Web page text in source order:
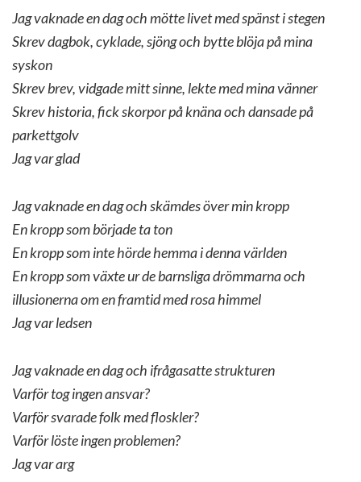
Jag vaknade en dag och mötte livet med spänst i stegen
Skrev dagbok, cyklade, sjöng och bytte blöja på mina
syskon
Skrev brev, vidgade mitt sinne, lekte med mina vänner
Skrev historia, fick skorpor på knäna och dansade på
parkettgolv
Jag var glad
Jag vaknade en dag och skämdes över min kropp
En kropp som började ta ton
En kropp som inte hörde hemma i denna världen
En kropp som växte ur de barnsliga drömmarna och
illusionerna om en framtid med rosa himmel
Jag var ledsen
Jag vaknade en dag och ifrågasatte strukturen
Varför tog ingen ansvar?
Varför svarade folk med floskler?
Varför löste ingen problemen?
Jag var arg